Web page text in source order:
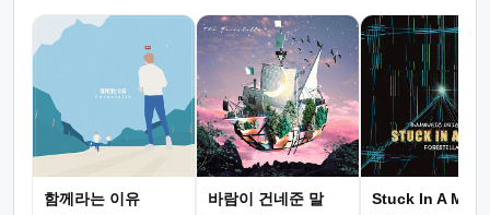
함께라는 이유 바람이 건네준 말 Stuck In A Maze